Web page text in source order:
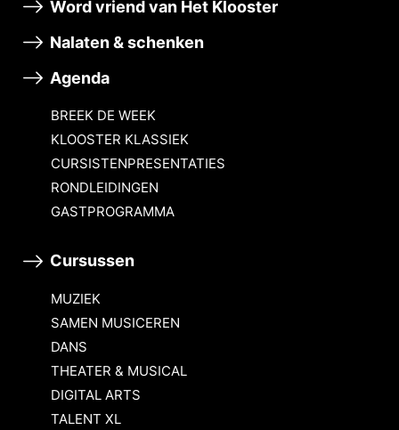
Word vriend van Het Klooster
Nalaten & schenken
Agenda
BREEK DE WEEK
KLOOSTER KLASSIEK
CURSISTENPRESENTATIES
RONDLEIDINGEN
GASTPROGRAMMA
Cursussen
MUZIEK
SAMEN MUSICEREN
DANS
THEATER & MUSICAL
DIGITAL ARTS
TALENT XL